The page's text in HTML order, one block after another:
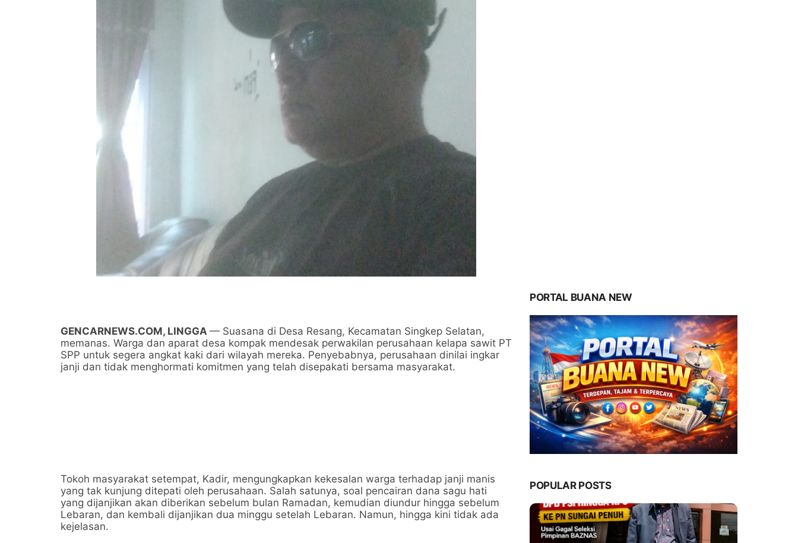
GENCARNEWS.COM, LINGGA — Suasana di Desa Resang, Kecamatan Singkep Selatan,
memanas. Warga dan aparat desa kompak mendesak perwakilan perusahaan kelapa sawit PT
SPP untuk segera angkat kaki dari wilayah mereka. Penyebabnya, perusahaan dinilai ingkar
janji dan tidak menghormati komitmen yang telah disepakati bersama masyarakat.
Tokoh masyarakat setempat, Kadir, mengungkapkan kekesalan warga terhadap janji manis
yang tak kunjung ditepati oleh perusahaan. Salah satunya, soal pencairan dana sagu hati
yang dijanjikan akan diberikan sebelum bulan Ramadan, kemudian diundur hingga sebelum
Lebaran, dan kembali dijanjikan dua minggu setelah Lebaran. Namun, hingga kini tidak ada
kejelasan.
PORTAL BUANA NEW
POPULAR POSTS